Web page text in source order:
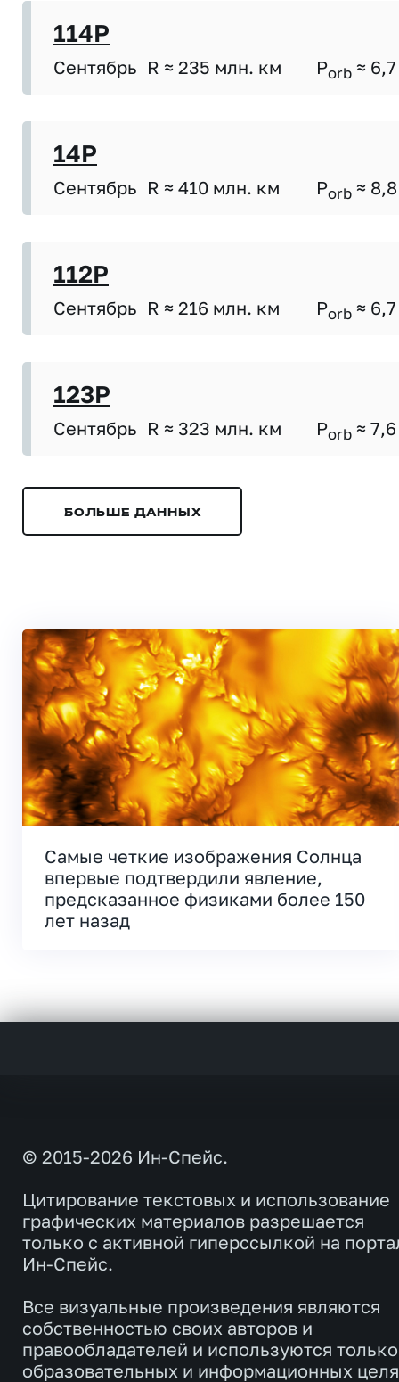
114P
Сентябрь R ≈ 235 млн. км Porb ≈ 6,7
14P
Сентябрь R ≈ 410 млн. км Porb ≈ 8,8
112P
Сентябрь R ≈ 216 млн. км Porb ≈ 6,7
123P
Сентябрь R ≈ 323 млн. км Porb ≈ 7,6
БОЛЬШЕ ДАННЫХ
Самые четкие изображения Солнца
впервые подтвердили явление,
предсказанное физиками более 150
лет назад
© 2015-2026 Ин-Спейс.
Цитирование текстовых и использование
графических материалов разрешается
только с активной гиперссылкой на
Ин-Спейс.
Все визуальные произведения являются
собственностью своих авторов и
правообладателей и используются
образовательных и информационных